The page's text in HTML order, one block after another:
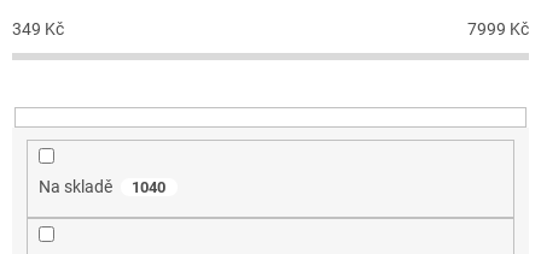
p
r
o
u
349 Kč 7999 Kč
Na skladě 1040